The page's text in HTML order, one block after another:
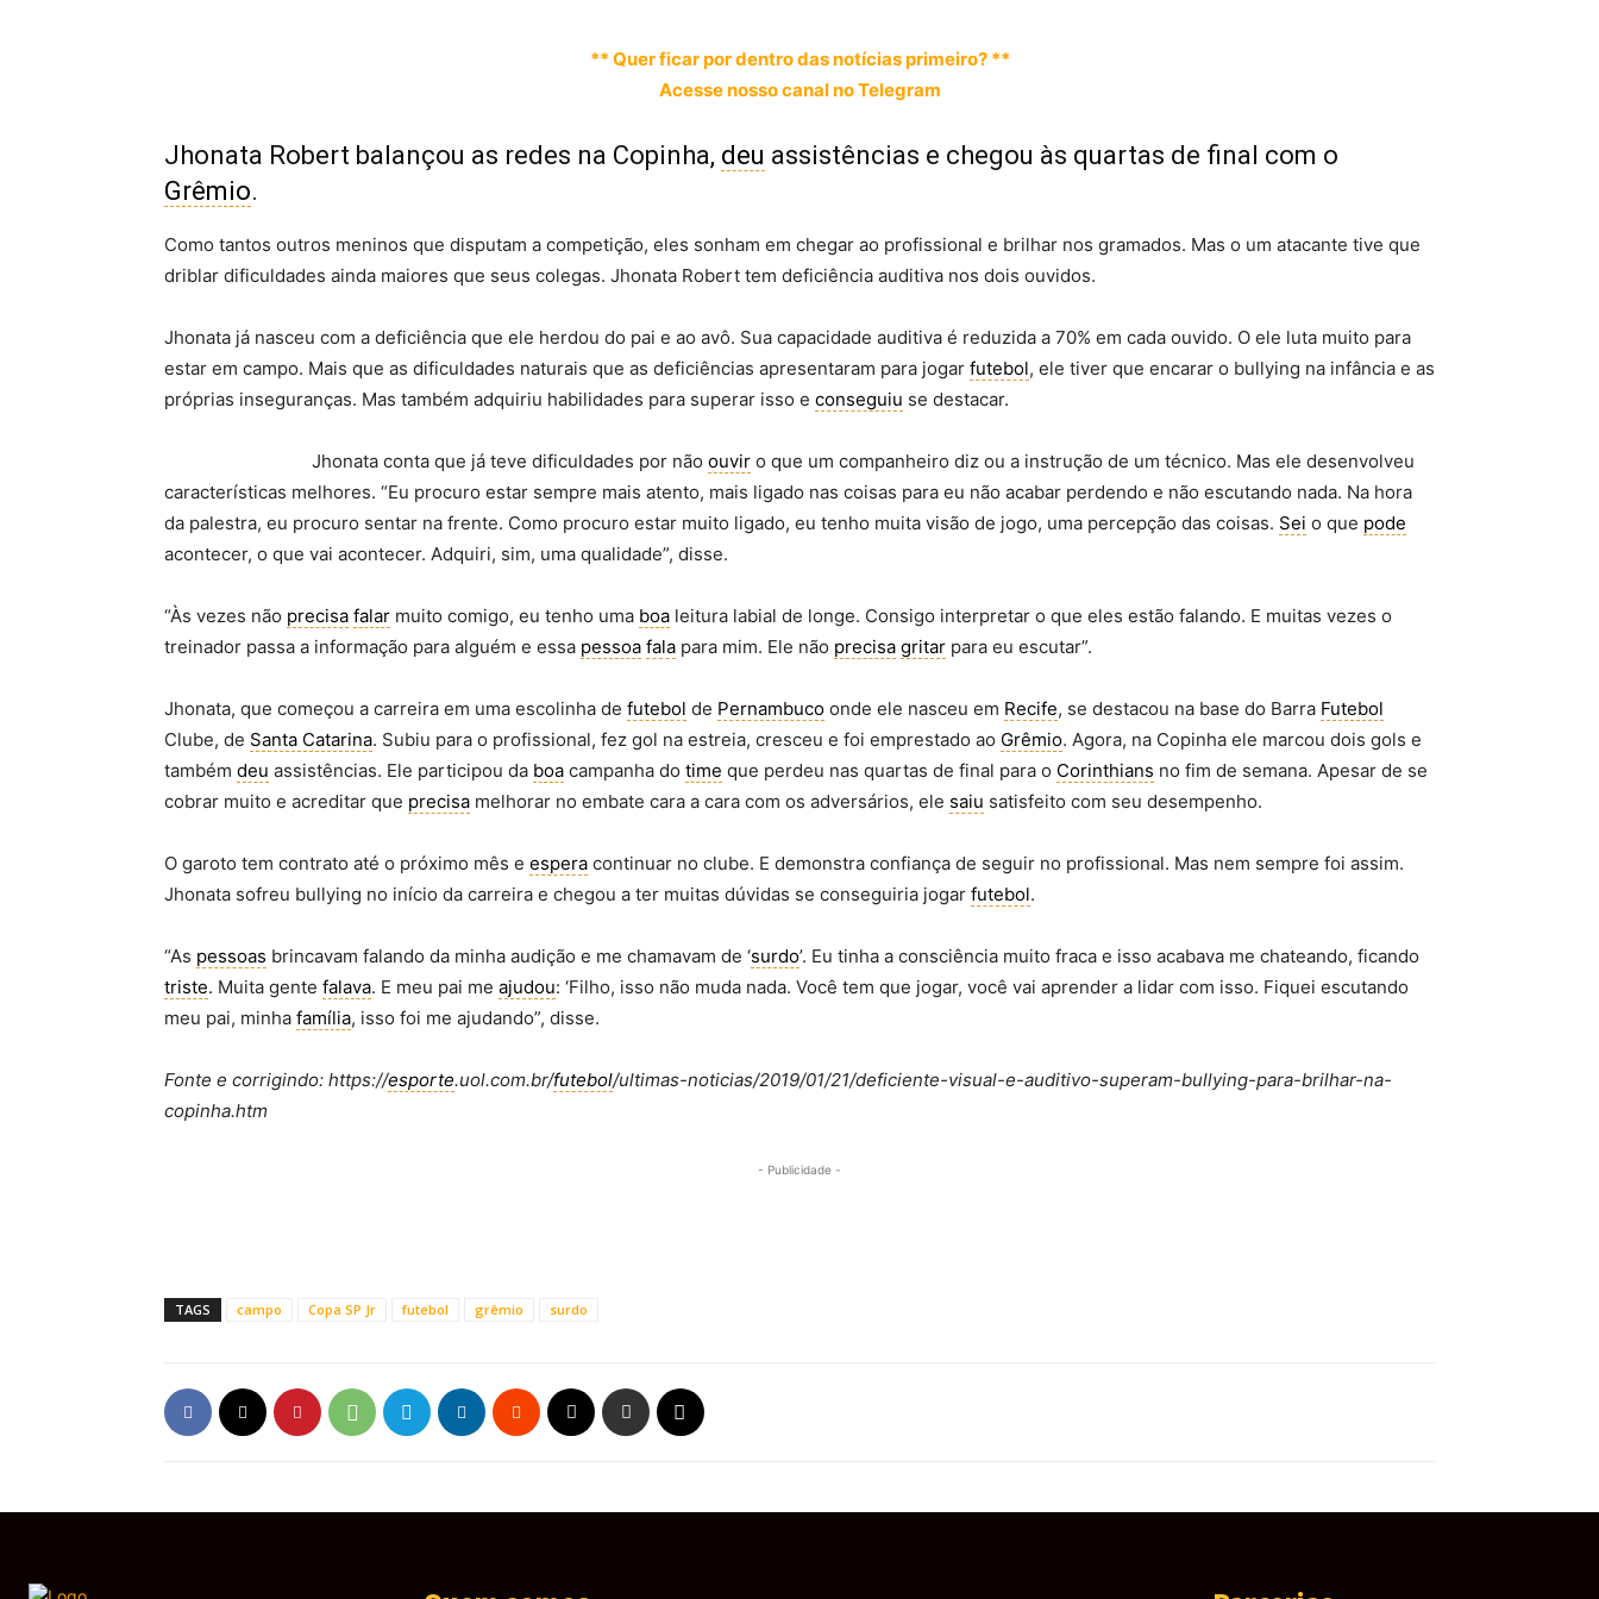
** Quer ficar por dentro das notícias primeiro? **
Acesse nosso canal no Telegram
Jhonata Robert balançou as redes na Copinha, deu assistências e chegou às quartas de final com o
Grêmio.
Como tantos outros meninos que disputam a competição, eles sonham em chegar ao profissional e brilhar nos gramados. Mas o um atacante tive que
driblar dificuldades ainda maiores que seus colegas. Jhonata Robert tem deficiência auditiva nos dois ouvidos.
Jhonata já nasceu com a deficiência que ele herdou do pai e ao avô. Sua capacidade auditiva é reduzida a 70% em cada ouvido. O ele luta muito para
estar em campo. Mais que as dificuldades naturais que as deficiências apresentaram para jogar futebol, ele tiver que encarar o bullying na infância e as
próprias inseguranças. Mas também adquiriu habilidades para superar isso e conseguiu se destacar.
Jhonata conta que já teve dificuldades por não ouvir o que um companheiro diz ou a instrução de um técnico. Mas ele desenvolveu
características melhores. “Eu procuro estar sempre mais atento, mais ligado nas coisas para eu não acabar perdendo e não escutando nada. Na hora
da palestra, eu procuro sentar na frente. Como procuro estar muito ligado, eu tenho muita visão de jogo, uma percepção das coisas. Sei o que pode
acontecer, o que vai acontecer. Adquiri, sim, uma qualidade”, disse.
“Às vezes não precisa falar muito comigo, eu tenho uma boa leitura labial de longe. Consigo interpretar o que eles estão falando. E muitas vezes o
treinador passa a informação para alguém e essa pessoa fala para mim. Ele não precisa gritar para eu escutar”.
Jhonata, que começou a carreira em uma escolinha de futebol de Pernambuco onde ele nasceu em Recife, se destacou na base do Barra Futebol
Clube, de Santa Catarina. Subiu para o profissional, fez gol na estreia, cresceu e foi emprestado ao Grêmio. Agora, na Copinha ele marcou dois gols e
também deu assistências. Ele participou da boa campanha do time que perdeu nas quartas de final para o Corinthians no fim de semana. Apesar de se
cobrar muito e acreditar que precisa melhorar no embate cara a cara com os adversários, ele saiu satisfeito com seu desempenho.
O garoto tem contrato até o próximo mês e espera continuar no clube. E demonstra confiança de seguir no profissional. Mas nem sempre foi assim.
Jhonata sofreu bullying no início da carreira e chegou a ter muitas dúvidas se conseguiria jogar futebol.
“As pessoas brincavam falando da minha audição e me chamavam de ‘surdo’. Eu tinha a consciência muito fraca e isso acabava me chateando, ficando
triste. Muita gente falava. E meu pai me ajudou: ‘Filho, isso não muda nada. Você tem que jogar, você vai aprender a lidar com isso. Fiquei escutando
meu pai, minha família, isso foi me ajudando”, disse.
Fonte e corrigindo: https://esporte.uol.com.br/futebol/ultimas-noticias/2019/01/21/deficiente-visual-e-auditivo-superam-bullying-para-brilhar-na-
copinha.htm
- Publicidade -
TAGS campo Copa SP Jr futebol grêmio surdo